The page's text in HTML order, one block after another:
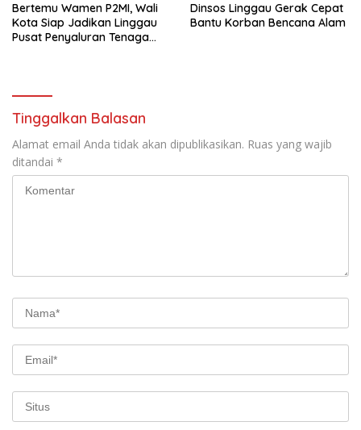
Bertemu Wamen P2MI, Wali
Kota Siap Jadikan Linggau
Pusat Penyaluran Tenaga
Dinsos Linggau Gerak Cepat
Bantu Korban Bencana Alam
Tinggalkan Balasan
Alamat email Anda tidak akan dipublikasikan. Ruas yang wajib
ditandai *